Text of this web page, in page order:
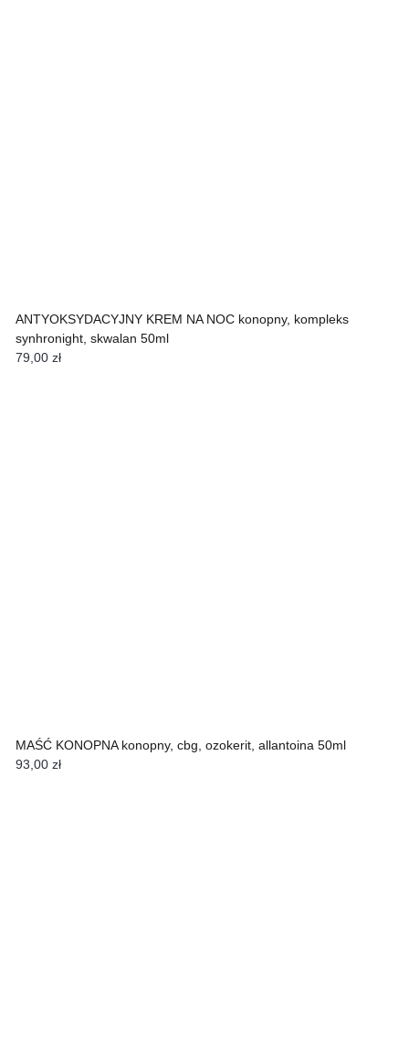
ANTYOKSYDACYJNY KREM NA NOC konopny, kompleks
synhronight, skwalan 50ml
79,00 zł
MAŚĆ KONOPNA konopny, cbg, ozokerit, allantoina 50ml
93,00 zł